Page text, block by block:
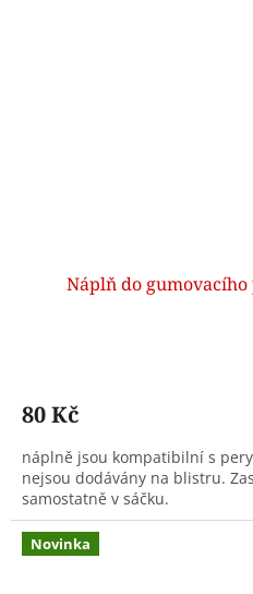
Náplň do
80 Kč
náplně jsou kompatibilní s
nejsou dodávány na blistru.
samostatně v sáčku.
Novinka